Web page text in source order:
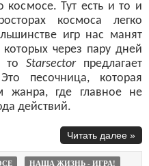
Тут есть и то и
космоса легко
игр нас манят
через пару дней
то Starsectorпредлагает
песочница, которая
жанра, где главное не
действий.
Читать далее »
НАША ЖИЗНЬ - ИГРА!